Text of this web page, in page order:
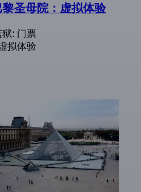
圣母院：虚拟体验
: 门票
拟体验